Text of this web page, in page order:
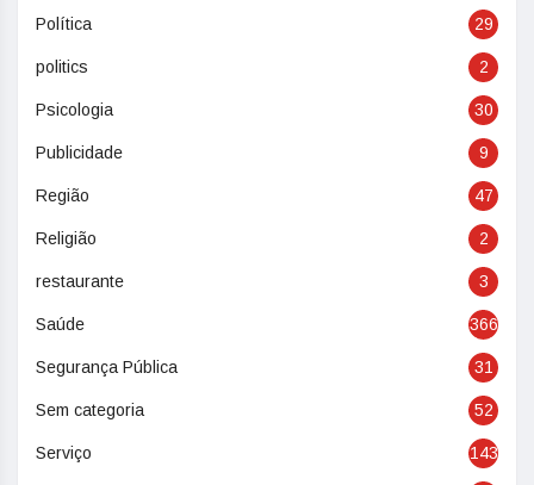
Política 29
politics 2
Psicologia 30
Publicidade 9
Região 47
Religião 2
restaurante 3
Saúde 366
Segurança Pública 31
Sem categoria 52
Serviço 143